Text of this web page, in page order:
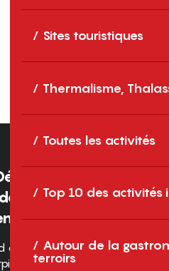
Sites touristiques
Thermalisme,
Toutes les activités
Top 10 des activités
Autour de la
terroirs
espaces naturels, les
sont une destination
des moments en
au long...
Pyrénées-
des Pyrénées
Cedex